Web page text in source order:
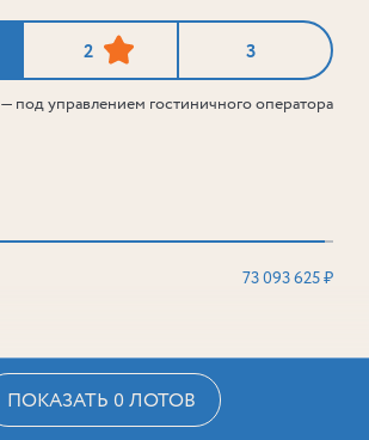
2 3
— под управлением гостиничного оператора
73 093 625 ₽
ПОКАЗАТЬ 0 ЛОТОВ